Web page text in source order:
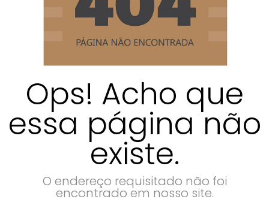
Ops! Acho que
essa página não
existe.
O endereço requisitado não foi
encontrado em nosso site.